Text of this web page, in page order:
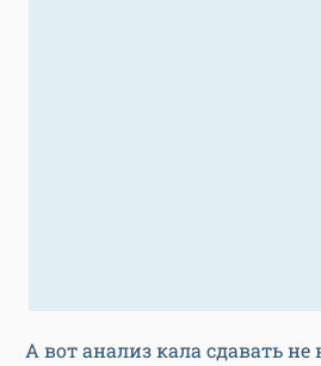
А вот анализ кала сдавать не